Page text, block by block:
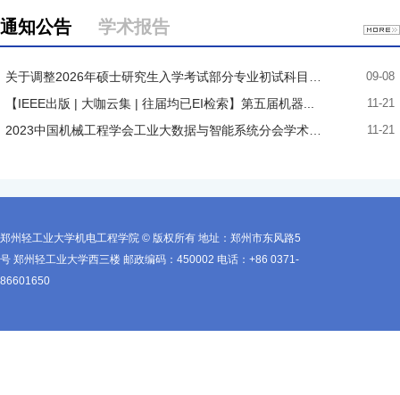
通知公告 学术报告
09-08
【IEEE出版 | 大咖云集 | 往届均已EI检索】第五届机器... 11-21
11-21
郑州轻工业大学机电工程学院 © 版权所有 地址：郑州市东风路5
号 郑州轻工业大学西三楼 邮政编码：450002 电话：+86 0371-
86601650